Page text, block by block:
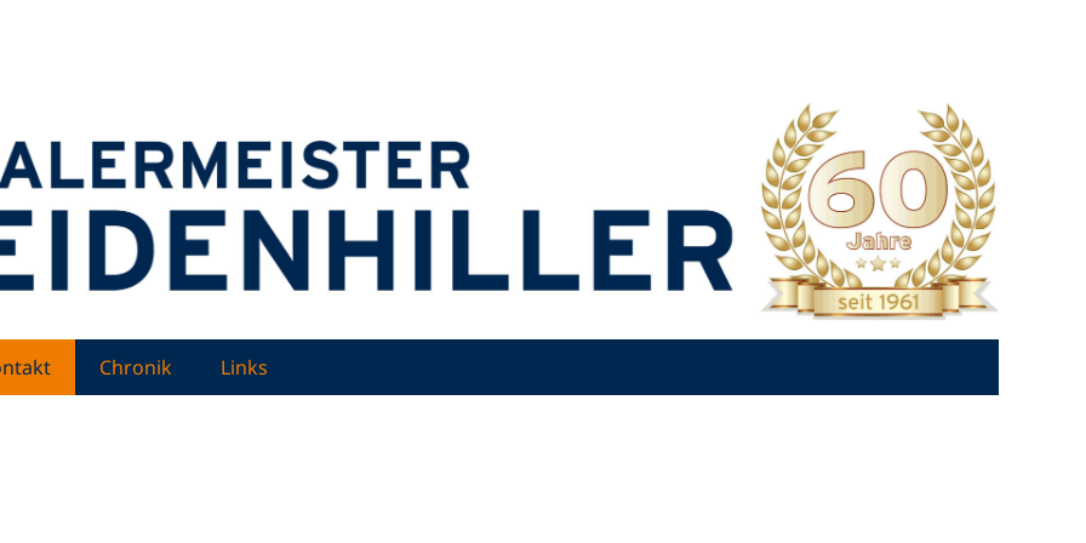
Chronik Links